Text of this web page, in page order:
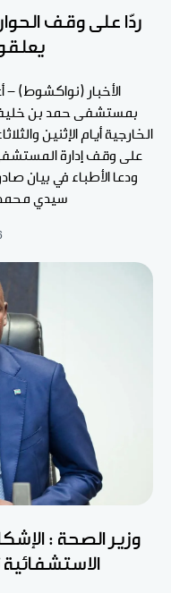
ردّا على وقف
الأخبار (نواكشوط) -
بمستشفى حمد بن
الخارجية أيام الإثنين
على وقف إدارة
ودعا الأطباء في بيان
سيدي محمد
وزير الصحة :